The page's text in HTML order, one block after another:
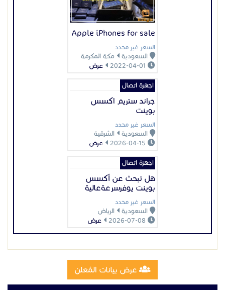
Apple iPhones for sale
السعر غير محدد
السعودية
مكة المكرمة
عرض
جراند ستريم اكسس
بوينت
السعر غير محدد
السعودية
الشرقية
عرض
اجهزة اتصال
هل تبحث عن أكسس
بوينت يوفرسرعةعالية
السعر غير محدد
السعودية
الرياض
عرض
اجهزة اتصال
عرض بيانات المُعلن